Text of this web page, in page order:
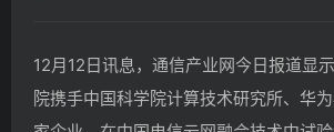
12月12日讯息，通信产业网今日报道显
院携手中国科学院计算技术研究所、华